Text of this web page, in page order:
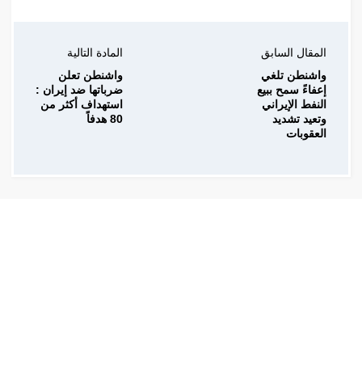
المقال السابق
واشنطن تلغي
إعفاءً سمح ببيع
النفط الإيراني
وتعيد تشديد
العقوبات
المادة التالية
واشنطن تعلن
ضرباتها ضد إيران :
استهداف أكثر من
80 هدفاً